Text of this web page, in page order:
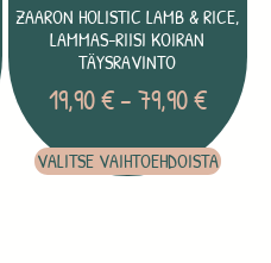
ZAARON HOLISTIC LAMB & RICE,
LAMMAS-RIISI KOIRAN
TÄYSRAVINTO
19,90€ –79,90€
VALITSE VAIHTOEHDOISTA